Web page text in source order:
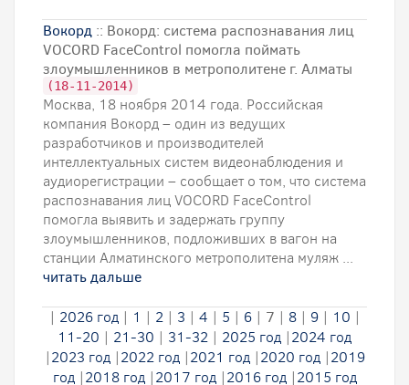
Вокорд :: Вокорд: система распознавания лиц
VOCORD FaceControl помогла поймать
злоумышленников в метрополитене г. Алматы
(18-11-2014)
Москва, 18 ноября 2014 года. Российская
компания Вокорд – один из ведущих
разработчиков и производителей
интеллектуальных систем видеонаблюдения и
аудиорегистрации – сообщает о том, что система
распознавания лиц VOCORD FaceControl
помогла выявить и задержать группу
злоумышленников, подложивших в вагон на
станции Алматинского метрополитена муляж ...
читать дальше
| 2026 год| 1 | 2| 3 | 4 | 5 | 6| 7 | 8| 9| 10 |
11-20 | 21-30 | 31-32 | 2025 год |2024 год
|2023 год|2022 год|2021 год|2020 год|2019
год|2018 год|2017 год|2016 год|2015 год